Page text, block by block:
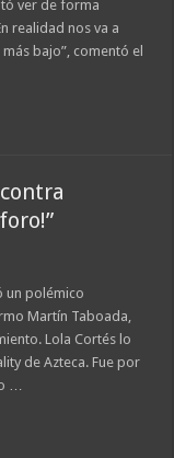
ver de forma
realidad nos va a
bajo”, comentó el
un polémico
Martín Taboada,
Lola Cortés lo
de Azteca. Fue por
…